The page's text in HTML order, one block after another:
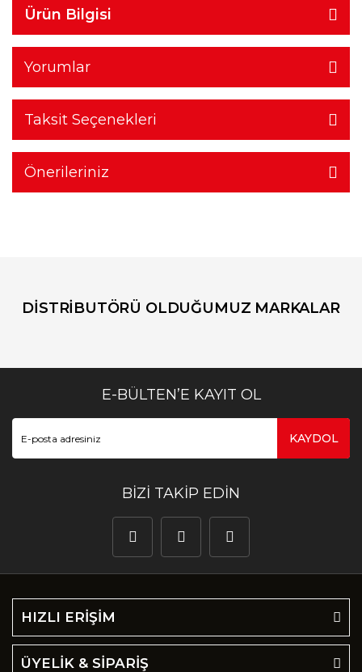
Ürün Bilgisi
Yorumlar
Taksit Seçenekleri
Önerileriniz
DİSTRİBUTÖRÜ OLDUĞUMUZ MARKALAR
E-BÜLTEN’E KAYIT OL
KAYDOL
BİZİ TAKİP EDİN
HIZLI ERİŞİM
ÜYELİK & SİPARİŞ